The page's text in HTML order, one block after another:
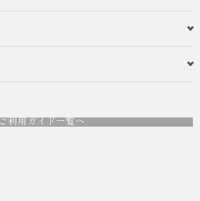
ご利用ガイド一覧へ